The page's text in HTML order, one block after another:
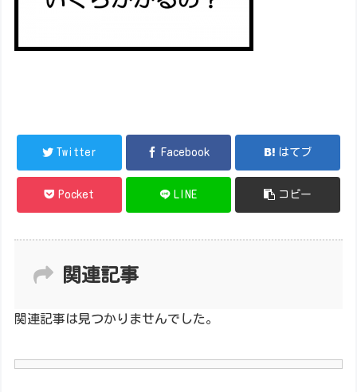
Twitter Facebook はてブ
Pocket LINE コピー
関連記事
関連記事は見つかりませんでした。